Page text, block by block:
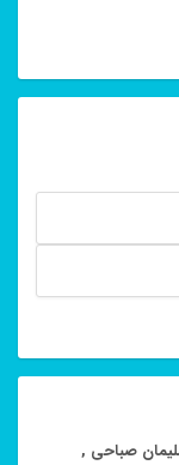
قیمت
قيمت
صباحی ,